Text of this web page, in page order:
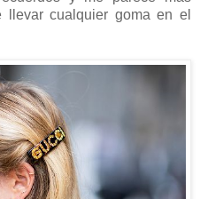
llevar cualquier goma en el